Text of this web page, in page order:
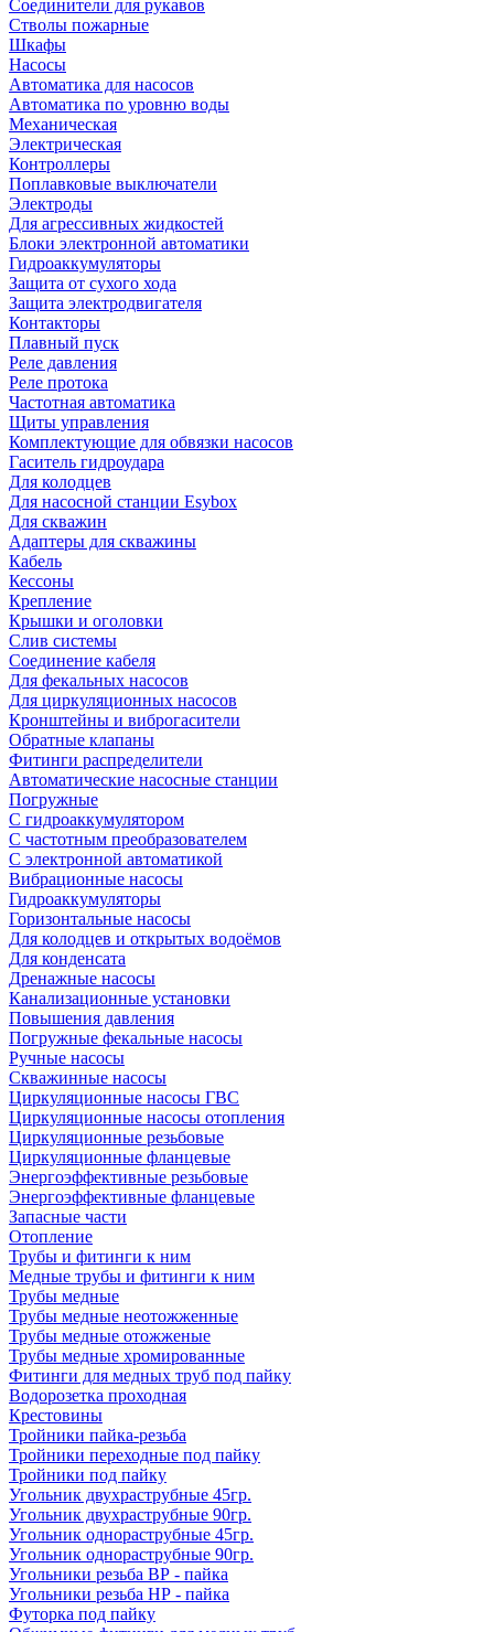
Соединители для рукавов
Стволы пожарные
Шкафы
Насосы
Автоматика для насосов
Автоматика по уровню воды
Механическая
Электрическая
Контроллеры
Поплавковые выключатели
Электроды
Для агрессивных жидкостей
Блоки электронной автоматики
Гидроаккумуляторы
Защита от сухого хода
Защита электродвигателя
Контакторы
Плавный пуск
Реле давления
Реле протока
Частотная автоматика
Щиты управления
Комплектующие для обвязки насосов
Гаситель гидроудара
Для колодцев
Для насосной станции Esybox
Для скважин
Адаптеры для скважины
Кабель
Кессоны
Крепление
Крышки и оголовки
Слив системы
Соединение кабеля
Для фекальных насосов
Для циркуляционных насосов
Кронштейны и виброгасители
Обратные клапаны
Фитинги распределители
Автоматические насосные станции
Погружные
С гидроаккумулятором
С частотным преобразователем
С электронной автоматикой
Вибрационные насосы
Гидроаккумуляторы
Горизонтальные насосы
Для колодцев и открытых водоёмов
Для конденсата
Дренажные насосы
Канализационные установки
Повышения давления
Погружные фекальные насосы
Ручные насосы
Скважинные насосы
Циркуляционные насосы ГВС
Циркуляционные насосы отопления
Циркуляционные резьбовые
Циркуляционные фланцевые
Энергоэффективные резьбовые
Энергоэффективные фланцевые
Запасные части
Отопление
Трубы и фитинги к ним
Медные трубы и фитинги к ним
Трубы медные
Трубы медные неотожженные
Трубы медные отожженые
Трубы медные хромированные
Фитинги для медных труб под пайку
Водорозетка проходная
Крестовины
Тройники пайка-резьба
Тройники переходные под пайку
Тройники под пайку
Угольник двухраструбные 45гр.
Угольник двухраструбные 90гр.
Угольник однораструбные 45гр.
Угольник однораструбные 90гр.
Угольники резьба ВР - пайка
Угольники резьба НР - пайка
Футорка под пайку